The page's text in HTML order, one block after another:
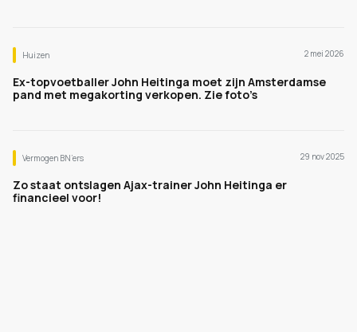
Huizen 2 mei 2026
Ex-topvoetballer John Heitinga moet zijn Amsterdamse
pand met megakorting verkopen. Zie foto’s
Vermogen BN’ers 29 nov 2025
Zo staat ontslagen Ajax-trainer John Heitinga er
financieel voor!